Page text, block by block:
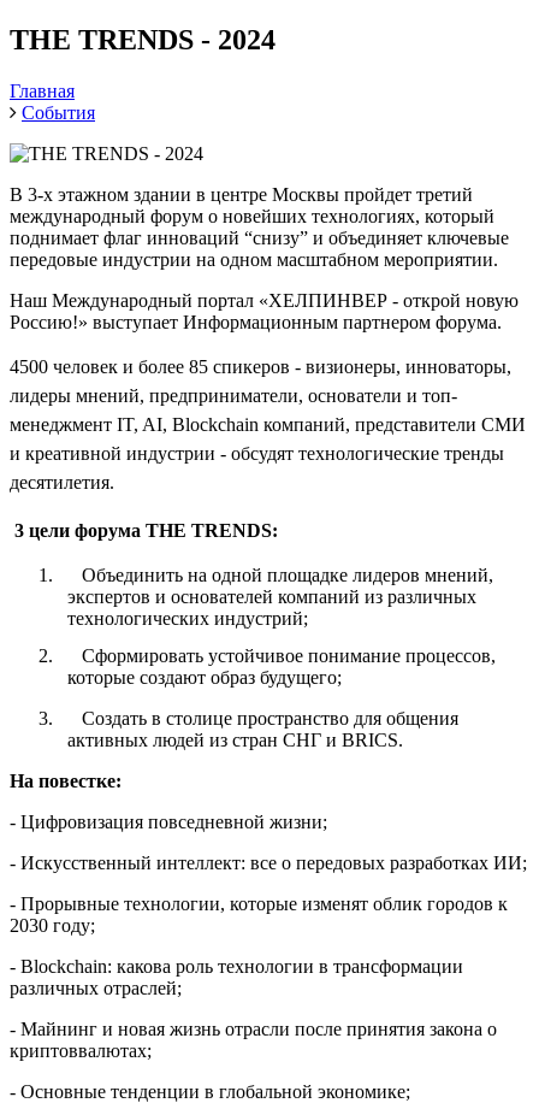
THE TRENDS - 2024
Главная
События
В 3-х этажном здании в центре Москвы пройдет третий
международный форум о новейших технологиях, который
поднимает флаг инноваций “снизу” и объединяет ключевые
передовые индустрии на одном масштабном мероприятии.
Наш Международный портал «ХЕЛПИНВЕР - открой новую
Россию!» выступает Информационным партнером форума.
4500 человек и более 85 спикеров - визионеры, инноваторы,
лидеры мнений, предприниматели, основатели и топ-
менеджмент IT, AI, Blockchain компаний, представители СМИ
и креативной индустрии - обсудят технологические тренды
десятилетия.
3 цели форума THE TRENDS:
1.
Объединить на одной площадке лидеров мнений,
экспертов и основателей компаний из различных
технологических индустрий;
2.
Сформировать устойчивое понимание процессов,
которые создают образ будущего;
3.
Создать в столице пространство для общения
активных людей из стран СНГ и BRICS.
На повестке:
- Цифровизация повседневной жизни;
- Искусственный интеллект: все о передовых разработках ИИ;
- Прорывные технологии, которые изменят облик городов к
2030 году;
- Blockchain: какова роль технологии в трансформации
различных отраслей;
- Майнинг и новая жизнь отрасли после принятия закона о
криптоввалютах;
- Основные тенденции в глобальной экономике;